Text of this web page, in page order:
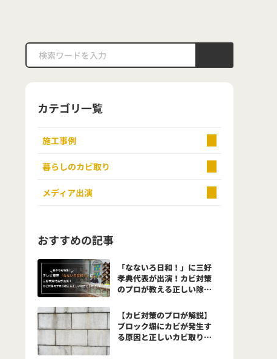
カテゴリ一覧
施工事例
暮らしのカビ取り
メディア出演
おすすめの記事
「なないろ日和！」に三好
孝典代表が出演！カビ対策
のプロが教える正しい除去
【カビ対策のプロが解説】
ブロック塀にカビが発生す
る原因と正しいカビ取り方